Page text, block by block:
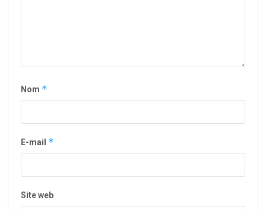
Nom *
E-mail *
Site web